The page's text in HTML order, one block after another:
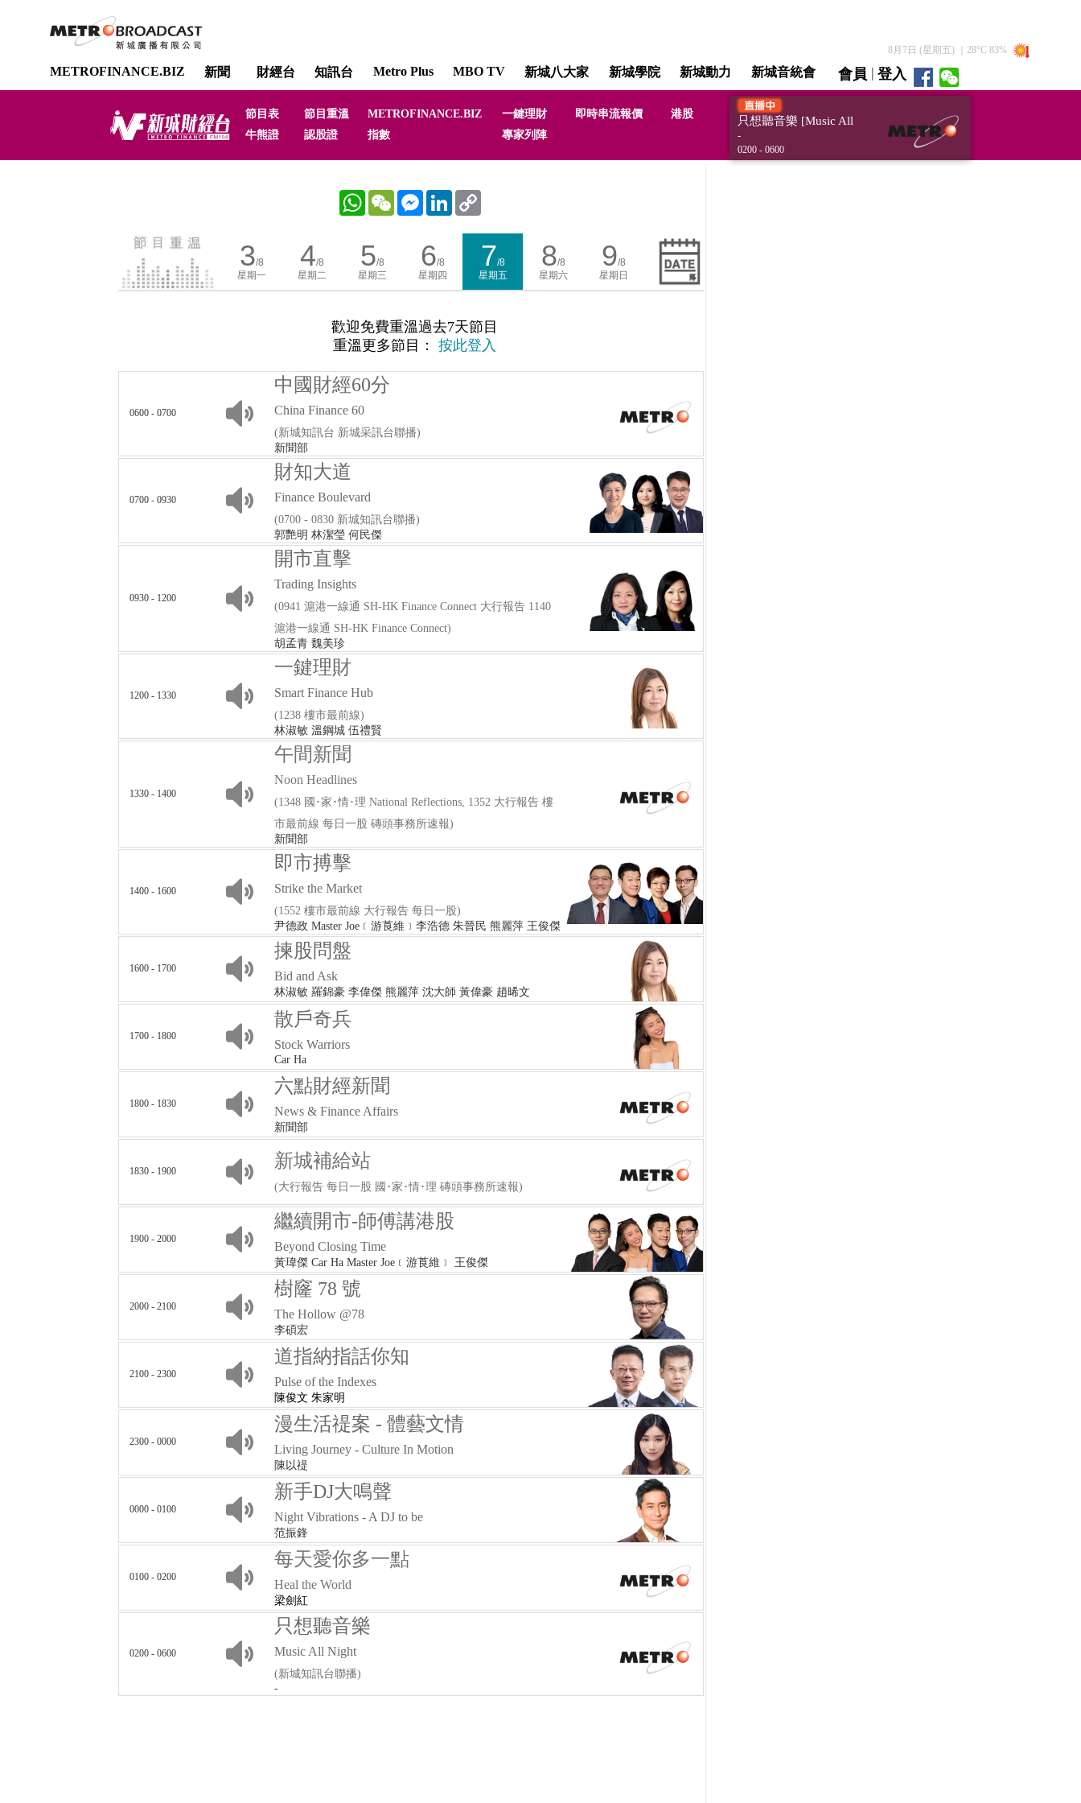
8月7日 (星期五) ｜ 28°C 83%
METROFINANCE.BIZ 新聞 財經台 知訊台 Metro Plus MBO TV 新城八大家 新城學院 新城動力 新城音統會 會員 | 登入
直播 / 重溫
節目表 節目重溫 METROFINANCE.BIZ 一鍵理財 即時串流報價
港股
牛熊證
認股證 指數 專家列陣
只想聽音樂 [Music All
-
0200 - 0600
WhatsAppWeChat MessengerLinkedIn
3/8
星期一
4/8
星期二
5/8
星期三
6/8
星期四
7/8
星期五
8/8
星期六
9/8
星期日
歡迎免費重溫過去7天節目
重溫更多節目： 按此登入
0600 - 0700
中國財經60分
China Finance 60
(新城知訊台 新城采訊台聯播)
新聞部
0700 - 0930
財知大道
Finance Boulevard
(0700 - 0830 新城知訊台聯播)
郭艷明 林潔瑩 何民傑
0930 - 1200
開市直擊
Trading Insights
(0941 滬港一線通 SH-HK Finance Connect 大行報告 1140
滬港一線通 SH-HK Finance Connect)
胡孟青 魏美珍
1200 - 1330
一鍵理財
Smart Finance Hub
(1238 樓市最前線)
林淑敏 溫鋼城 伍禮賢
1330 - 1400
午間新聞
Noon Headlines
(1348 國･家･情･理 National Reflections, 1352 大行報告 樓
市最前線 每日一股 磚頭事務所速報)
新聞部
1400 - 1600
即市搏擊
Strike the Market
(1552 樓市最前線 大行報告 每日一股)
尹德政 Master Joe﹝游莨維﹞李浩德 朱晉民 熊麗萍 王俊傑
1600 - 1700
揀股問盤
Bid and Ask
林淑敏 羅錦豪 李偉傑 熊麗萍 沈大師 黃偉豪 趙晞文
1700 - 1800
散戶奇兵
Stock Warriors
Car Ha
1800 - 1830
六點財經新聞
News & Finance Affairs
新聞部
1830 - 1900 新城補給站
(大行報告 每日一股 國･家･情･理 磚頭事務所速報)
1900 - 2000
繼續開市-師傅講港股
Beyond Closing Time
黃瑋傑 Car Ha Master Joe﹝游莨維﹞ 王俊傑
2000 - 2100
樹窿 78 號
The Hollow @78
李碩宏
2100 - 2300
道指納指話你知
Pulse of the Indexes
陳俊文 朱家明
2300 - 0000
漫生活禔案 - 體藝文情
Living Journey - Culture In Motion
陳以禔
0000 - 0100
新手DJ大鳴聲
Night Vibrations - A DJ to be
范振鋒
0100 - 0200
每天愛你多一點
Heal the World
梁劍紅
0200 - 0600
只想聽音樂
Music All Night
(新城知訊台聯播)
-